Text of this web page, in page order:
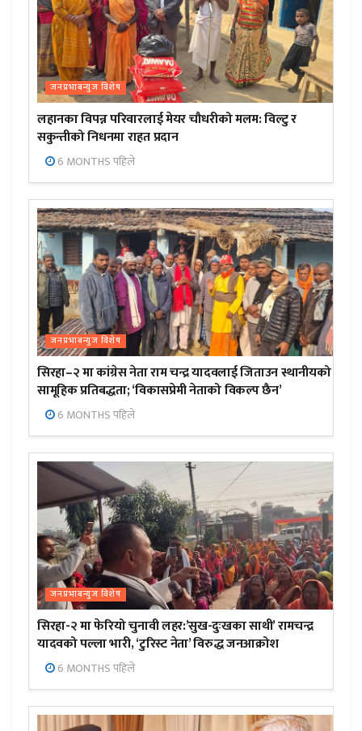
जनप्रभाबन्युज विशेष
लहानका विपन्न परिवारलाई मेयर चौधरीको मलम: विल्टु र
सकुन्तीको निधनमा राहत प्रदान
6 MONTHS पहिले
जनप्रभाबन्युज विशेष
सिरहा–२ मा कांग्रेस नेता राम चन्द्र यादवलाई जिताउन स्थानीयको
सामूहिक प्रतिबद्धता; ‘विकासप्रेमी नेताको विकल्प छैन’
6 MONTHS पहिले
जनप्रभाबन्युज विशेष
सिरहा-२ मा फेरियो चुनावी लहर:’सुख-दुःखका साथी’ रामचन्द्र
यादवको पल्ला भारी, ‘टुरिस्ट नेता’ विरुद्ध जनआक्रोश
6 MONTHS पहिले